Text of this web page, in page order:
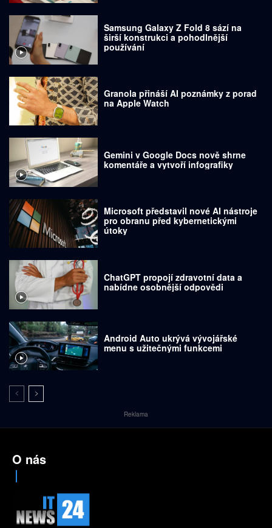
Samsung Galaxy Z Fold 8 sází na
širší konstrukci a pohodlnější
používání
Granola přináší AI poznámky z porad
na Apple Watch
Gemini v Google Docs nově shrne
komentáře a vytvoří infografiky
Microsoft představil nové AI nástroje
pro obranu před kybernetickými
útoky
ChatGPT propojí zdravotní data a
nabídne osobnější odpovědi
Android Auto ukrývá vývojářské
menu s užitečnými funkcemi
Reklama
O nás